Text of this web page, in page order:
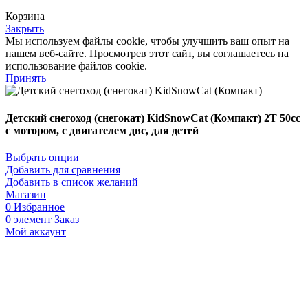
Корзина
Закрыть
Мы используем файлы cookie, чтобы улучшить ваш опыт на
нашем веб-сайте. Просмотрев этот сайт, вы соглашаетесь на
использование файлов cookie.
Принять
Детский снегоход (снегокат) KidSnowCat (Компакт) 2T 50cc
с мотором, с двигателем двс, для детей
Выбрать опции
Добавить для сравнения
Добавить в список желаний
Магазин
0 Избранное
0 элемент Заказ
Мой аккаунт